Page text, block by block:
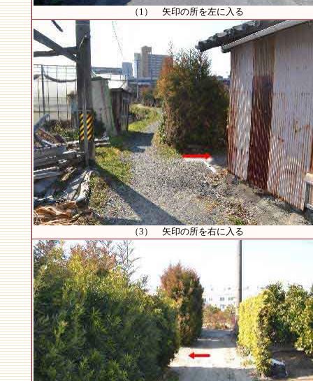
（1） 矢印の所を左に入る
（3） 矢印の所を右に入る